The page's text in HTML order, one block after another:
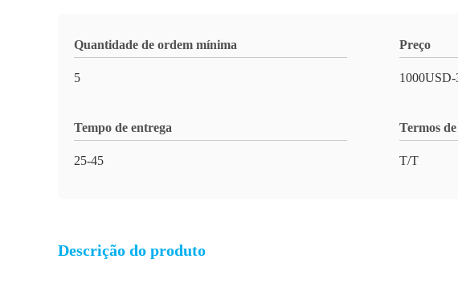
Quantidade de ordem mínima
5
Preço
Tempo de entrega
25-45
Termos
T/T
Descrição do produto